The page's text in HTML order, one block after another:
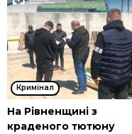
Кримінал
На Рівненщині з
краденого тютюну